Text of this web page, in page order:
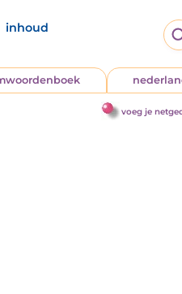
inhoud
voeg je